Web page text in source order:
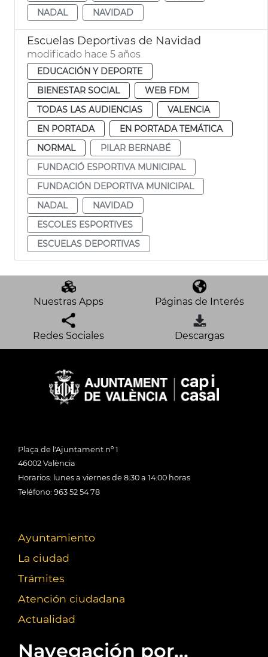
NADAL
NAVIDAD
Escuelas Deportivas de Navidad
modificado hace 5 años
EDUCACIÓN Y DEPORTE
BIENESTAR SOCIAL
WEB FDM
TODAS LAS AUDIENCIAS
VALENCIA
EN PORTADA
EN PORTADA TEMÁTICA
NORMAL
PILAR BERNABÉ
FUNDACIÓ ESPORTIVA MUNICIPAL
FUNDACIÓN DEPORTIVA MUNICIPAL
NADAL
NAVIDAD
ESCOLES ESPORTIVES
ESCUELAS DEPORTIVAS
Nuestras Apps Páginas de Interés
Redes Sociales Descargas
Plaça de l'Ajuntament nº 1
46002 València
Horarios: lunes a viernes de 8:30 a 14:00 horas
Teléfono: 963 52 54 78
Ayuntamiento
La ciudad
Trámites
Atención ciudadana
Actualidad
Navegación por...